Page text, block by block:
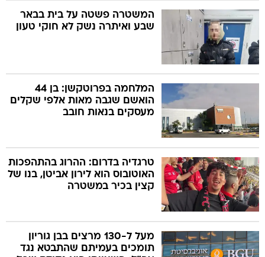
המשטרה פשטה על בית בבאר
שבע ואיתרה נשק לא חוקי טעון
המלחמה בפרוטקשן: בן 44
הואשם שגבה מאות אלפי שקלים
מעסקים בנאות חובב
טרגדיה בדרום: ההרוג בהתהפכות
האוטובוס הוא לירון אביטן, בנו של
קצין בכיר במשטרה
מעל ל-130 מרצים בבן גוריון
תומכים בעמיתם שהתבטא נגד